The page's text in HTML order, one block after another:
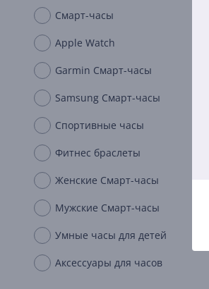
Смарт-часы
Apple Watch
Garmin Смарт-часы
Samsung Смарт-часы
Спортивные часы
Фитнес браслеты
Женские Смарт-часы
Мужские Смарт-часы
Умные часы для детей
Аксессуары для часов